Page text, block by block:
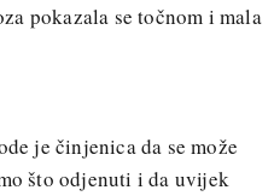
pokazala se točnom i mala
je činjenica da se može
što odjenuti i da uvijek